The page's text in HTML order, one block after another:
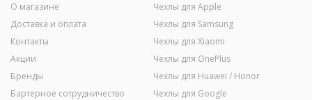
О магазине
Доставка и оплата
Контакты
Акции
Бренды
Бартерное сотрудничество
Чехлы для Apple
Чехлы для Samsung
Чехлы для Xiaomi
Чехлы для OnePlus
Чехлы для Huawei / Honor
Чехлы для Google